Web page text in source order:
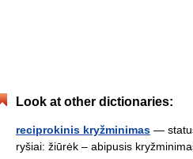
Look at other dictionaries:
reciprokinis kryžminimas —
ryšiai: žiūrėk – abipusis